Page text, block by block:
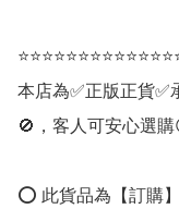
本店為✅正版正貨
🚫，客人可安心選
⭕ 此貨品為【訂購